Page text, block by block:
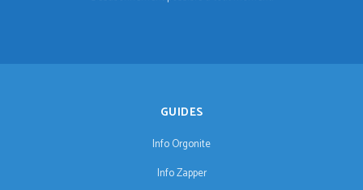
GUIDES
Info Orgonite
Info Zapper